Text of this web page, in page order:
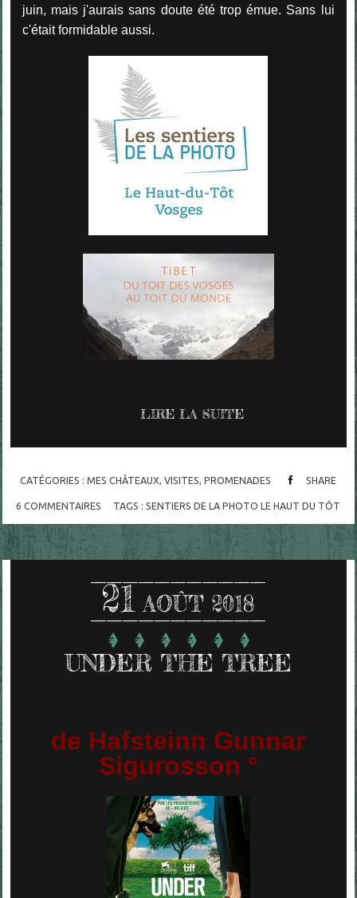
juin, mais j'aurais sans doute été trop émue. Sans lui
c'était formidable aussi.
LIRE LA SUITE
CATÉGORIES :MES CHÂTEAUX, VISITES, PROMENADES SHARE
6 COMMENTAIRES TAGS :SENTIERS DE LA PHOTO LE HAUT DU TÔT
21 AOÛT 2018
UNDER THE TREE
de Hafsteinn Gunnar
Sigurosson °